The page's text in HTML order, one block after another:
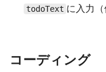
todoText に入力
コーディング